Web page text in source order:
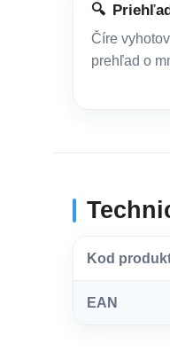
🔍
Číre
prehľad o
Kod
EAN